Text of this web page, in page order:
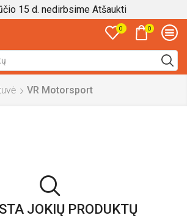
15 d. nedirbsime Atšaukti
0 0
VR Motorsport
JOKIŲ PRODUKTŲ